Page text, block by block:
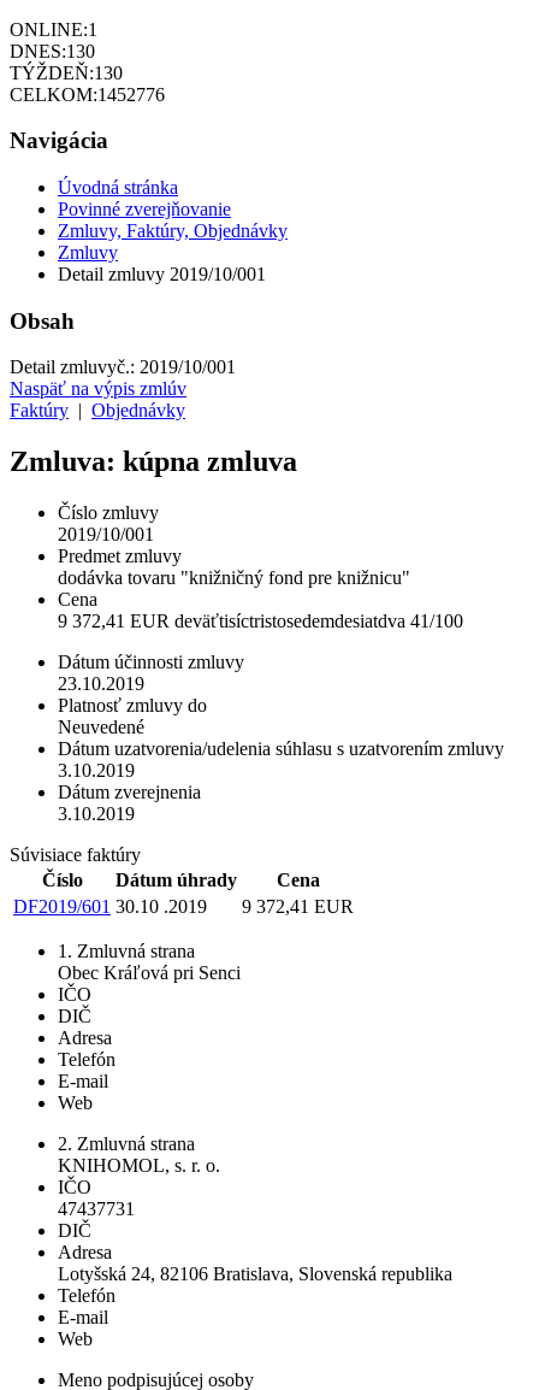
ONLINE:1
DNES:130
TÝŽDEŇ:130
CELKOM:1452776
Navigácia
Úvodná stránka
Povinné zverejňovanie
Zmluvy, Faktúry, Objednávky
Zmluvy
Detail zmluvy 2019/10/001
Obsah
Detail zmluvyč.: 2019/10/001
Naspäť na výpis zmlúv
Faktúry
Objednávky
Zmluva: kúpna zmluva
Číslo zmluvy
2019/10/001
Predmet zmluvy
dodávka tovaru "knižničný fond pre knižnicu"
Cena
9 372,41 EUR deväťtisíctristosedemdesiatdva 41/100
Dátum účinnosti zmluvy
23.10.2019
Platnosť zmluvy do
Neuvedené
Dátum uzatvorenia/udelenia súhlasu s uzatvorením zmluvy
3.10.2019
Dátum zverejnenia
3.10.2019
Súvisiace faktúry
Číslo
Dátum úhrady
Cena
DF2019/601 30.10 .2019 9 372,41 EUR
1. Zmluvná strana
Obec Kráľová pri Senci
IČO
DIČ
Adresa
Telefón
E-mail
Web
2. Zmluvná strana
KNIHOMOL, s. r. o.
IČO
47437731
DIČ
Adresa
Lotyšská 24, 82106 Bratislava, Slovenská republika
Telefón
E-mail
Web
Meno podpisujúcej osoby